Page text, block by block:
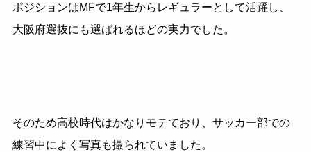
ポジションはMFで1年生からレギュラーとして活躍し、
大阪府選抜にも選ばれるほどの実力でした。
そのため高校時代はかなりモテており、サッカー部での
練習中によく写真も撮られていました。